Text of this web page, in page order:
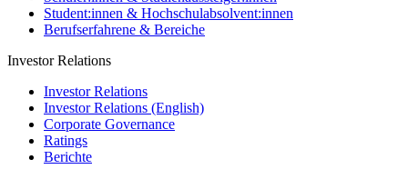
Student:innen & Hochschulabsolvent:innen
Berufserfahrene & Bereiche
Investor Relations
Investor Relations
Investor Relations (English)
Corporate Governance
Ratings
Berichte